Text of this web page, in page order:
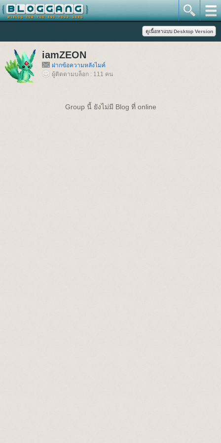
iamZEON
ฝากข้อความหลังไมค์
ผู้ติดตามบล็อก : 111 คน
Group นี้ ยังไม่มี Blog ที่ online